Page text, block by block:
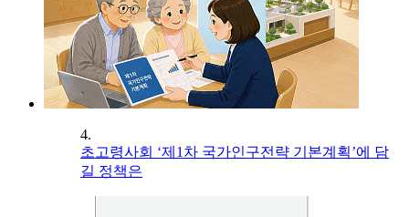
4.
초고령사회 ‘제1차 국가인구전략 기본계획’에 담
길 정책은